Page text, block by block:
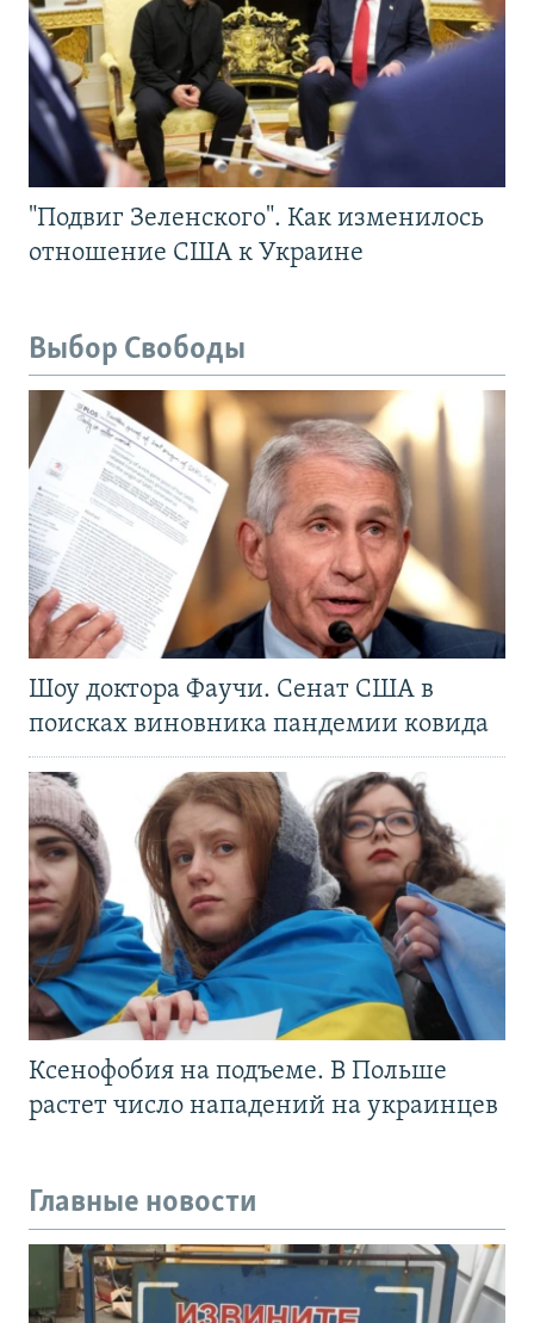
"Подвиг Зеленского". Как изменилось
отношение США к Украине
Выбор Свободы
Шоу доктора Фаучи. Сенат США в
поисках виновника пандемии ковида
Ксенофобия на подъеме. В Польше
растет число нападений на украинцев
Главные новости